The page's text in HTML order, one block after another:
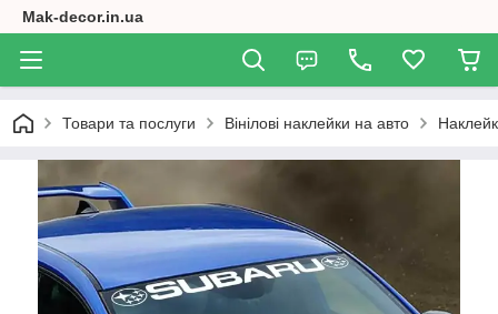
Mak-decor.in.ua
Товари та послуги Вінілові наклейки на авто